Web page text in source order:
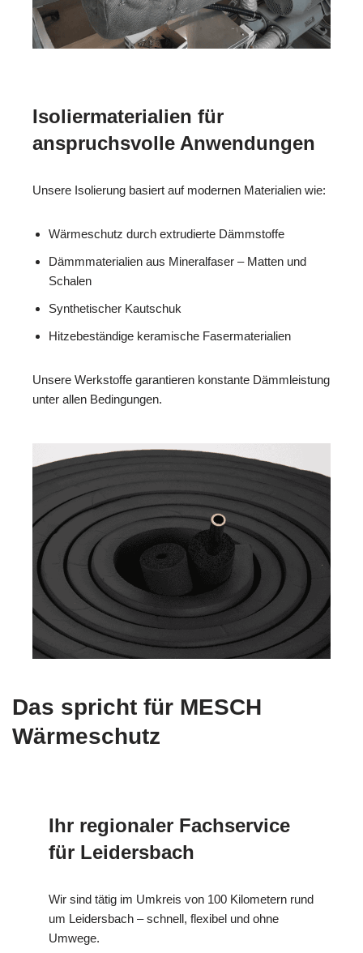
Isoliermaterialien für
anspruchsvolle Anwendungen
Unsere Isolierung basiert auf modernen Materialien wie:
Wärmeschutz durch extrudierte Dämmstoffe
Dämmmaterialien aus Mineralfaser – Matten und
Schalen
Synthetischer Kautschuk
Hitzebeständige keramische Fasermaterialien
Unsere Werkstoffe garantieren konstante Dämmleistung
unter allen Bedingungen.
Das spricht für MESCH
Wärmeschutz
Ihr regionaler Fachservice
für Leidersbach
Wir sind tätig im Umkreis von 100 Kilometern rund
um Leidersbach – schnell, flexibel und ohne
Umwege.